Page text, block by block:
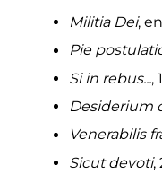
Militia Dei,
Pie
Si in rebus..., 1
Desiderium
Venerabilis
Sicut devoti,